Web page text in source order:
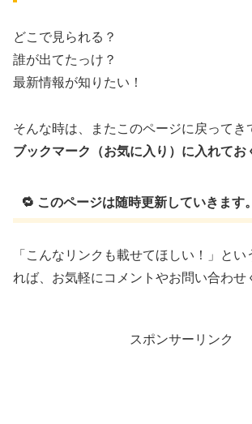
どこで見られる？
誰が出てたっけ？
最新情報が知りたい！
そんな時は、またこのページに戻ってき
ブックマーク（お気に入り）に入れてお
🔁 このページは随時更新していきます。
「こんなリンクも載せてほしい！」と
れば、お気軽にコメントやお問い合わせ
スポンサーリンク